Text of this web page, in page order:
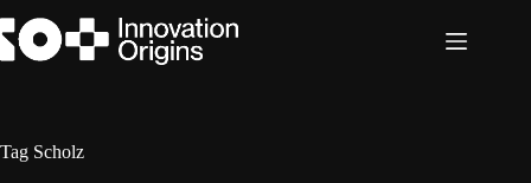
naar
de
Tag Scholz